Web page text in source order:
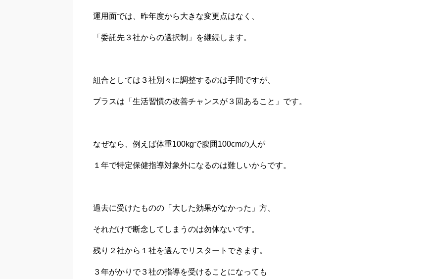
運用面では、昨年度から大きな変更点はなく、
「委託先３社からの選択制」を継続します。
組合としては３社別々に調整するのは手間ですが、
プラスは「生活習慣の改善チャンスが３回あること」です。
なぜなら、例えば体重100kgで腹囲100cmの人が
１年で特定保健指導対象外になるのは難しいからです。
過去に受けたものの「大した効果がなかった」方、
それだけで断念してしまうのは勿体ないです。
残り２社から１社を選んでリスタートできます。
３年がかりで３社の指導を受けることになっても